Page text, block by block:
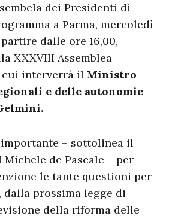
dei Presidenti di
a Parma, mercoledì
dalle ore 16,00,
XXXVIII Assemblea
cui interverrà il Ministro
e delle autonomie
importante – sottolinea il
Michele de Pascale – per
le tante questioni per
prossima legge di
della riforma delle